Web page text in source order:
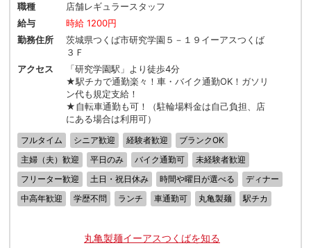
職種
店舗レギュラースタッフ
給与
時給 1200円
勤務住所
茨城県つくば市研究学園５－１９イーアスつくば
３Ｆ
アクセス
「研究学園駅」より徒歩4分
★駅チカで通勤楽々！車・バイク通勤OK！ガソリ
ン代も規定支給！
★自転車通勤も可！（駐輪場料金は自己負担、店
にある場合は利用可）
フルタイム シニア歓迎 経験者歓迎
ブランクOK
主婦（夫）歓迎
平日のみ バイク通勤可
未経験者歓迎
フリーター歓迎
土日・祝日休み 時間や曜日が選べる
ディナー
中高年歓迎
学歴不問 ランチ 車通勤可 丸亀製麺 駅チカ
丸亀製麺イーアスつくばを知る